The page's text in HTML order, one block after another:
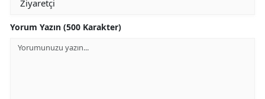
Yorum Yazın (500 Karakter)